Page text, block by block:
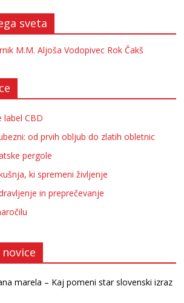
sveta
M.M. Aljoša Vodopivec Rok Čakš
label CBD
od prvih obljub do zlatih obletnic
pergole
ki spremeni življenje
in preprečevanje
marela – Kaj pomeni star slovenski izraz